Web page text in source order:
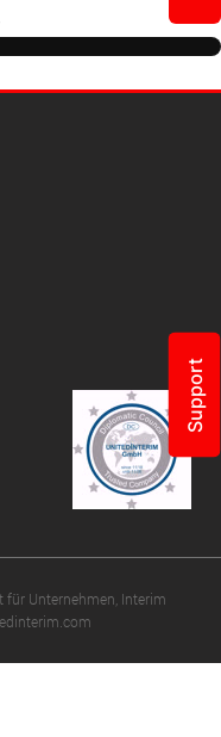
Unternehmen, Interim
Support